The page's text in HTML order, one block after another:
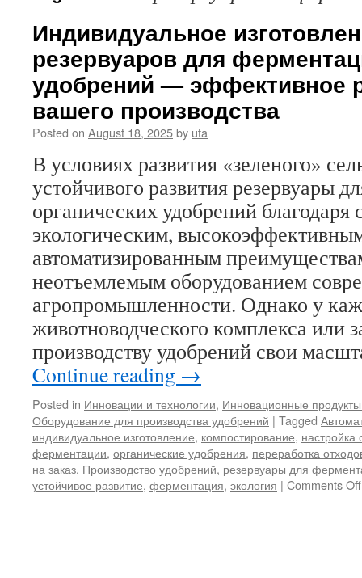
Индивидуальное
резервуаров для
удобрений — эффективное
вашего производства
Posted on August 18, 2025by uta
В условиях развития «зеленого»
устойчивого развития резервуары
органических удобрений благодаря
экологическим,
автоматизированным
неотъемлемым оборудованием
агропромышленности. Однако у
животноводческого комплекса или
производству удобрений свои
Continue reading →
Posted in Инновации и технологии, Инновационные
Оборудование для производства удобрений | Tagged
индивидуальное изготовление, компостирование, настройка
ферментации, органические удобрения, переработка
на заказ, Производство удобрений, резервуары для
устойчивое развитие, ферментация, экология | Comments Off